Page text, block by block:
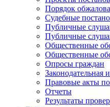
Порядок
Судебные
Публичные
Публичные
Общественные
Общественные
Опросы граждан
Законодательная
Правовые акты
Отчеты
Результаты